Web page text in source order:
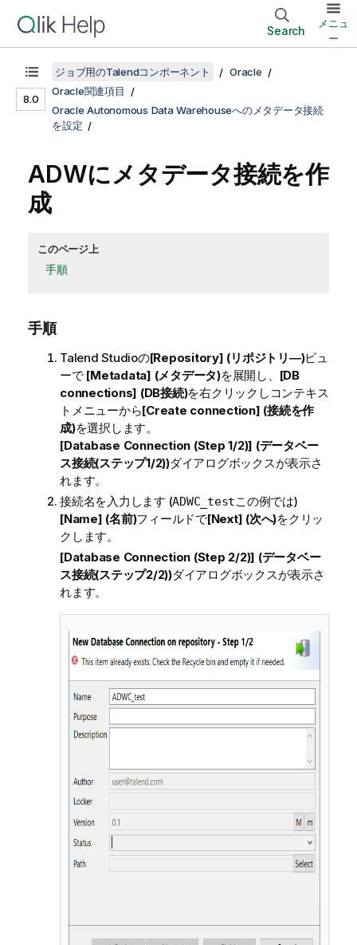
Search
メニュ
ー
8.0
ジョブ用のTalendコンポーネント
Oracle
Oracle関連項目
Oracle Autonomous Data Warehouseへのメタデータ接続
を設定
ADWにメタデータ接続を作
成
このページ上
手順
手順
Talend Studioの[Repository] (リポジトリ―)ビュ
ーで[Metadata] (メタデータ)を展開し、 [DB
connections] (DB接続)を右クリックしコンテキス
トメニューから[Create connection] (接続を作
成)を選択します。
[Database Connection (Step 1/2)] (データベー
ス接続(ステップ1/2))ダイアログボックスが表示さ
れます。
接続名を入力します (ADWC_testこの例では)
[Name] (名前)フィールドで[Next] (次へ)をクリッ
クします。
[Database Connection (Step 2/2)] (データベー
ス接続(ステップ2/2))ダイアログボックスが表示さ
れます。